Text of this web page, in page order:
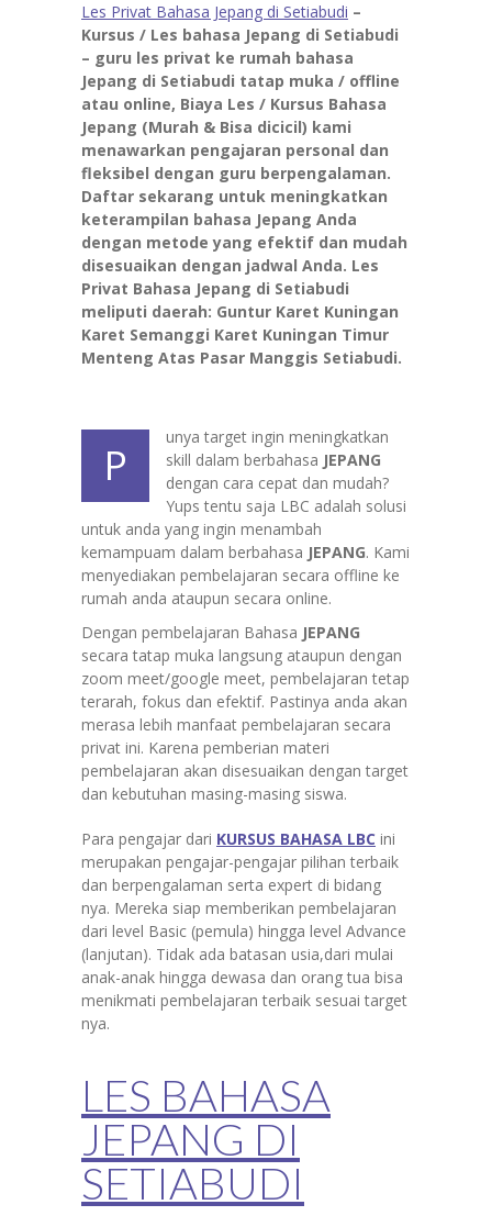
Les Privat Bahasa Jepang di Setiabudi –
Kursus / Les bahasa Jepang di Setiabudi
– guru les privat ke rumah bahasa
Jepang di Setiabudi tatap muka / offline
atau online, Biaya Les / Kursus Bahasa
Jepang (Murah & Bisa dicicil) kami
menawarkan pengajaran personal dan
fleksibel dengan guru berpengalaman.
Daftar sekarang untuk meningkatkan
keterampilan bahasa Jepang Anda
dengan metode yang efektif dan mudah
disesuaikan dengan jadwal Anda. Les
Privat Bahasa Jepang di Setiabudi
meliputi daerah: Guntur Karet Kuningan
Karet Semanggi Karet Kuningan Timur
Menteng Atas Pasar Manggis Setiabudi.
P
unya target ingin meningkatkan
skill dalam berbahasa JEPANG
dengan cara cepat dan mudah?
Yups tentu saja LBC adalah solusi
untuk anda yang ingin menambah
kemampuam dalam berbahasa JEPANG. Kami
menyediakan pembelajaran secara offline ke
rumah anda ataupun secara online.
Dengan pembelajaran Bahasa JEPANG
secara tatap muka langsung ataupun dengan
zoom meet/google meet, pembelajaran tetap
terarah, fokus dan efektif. Pastinya anda akan
merasa lebih manfaat pembelajaran secara
privat ini. Karena pemberian materi
pembelajaran akan disesuaikan dengan target
dan kebutuhan masing-masing siswa.
Para pengajar dari KURSUS BAHASA LBC ini
merupakan pengajar-pengajar pilihan terbaik
dan berpengalaman serta expert di bidang
nya. Mereka siap memberikan pembelajaran
dari level Basic (pemula) hingga level Advance
(lanjutan). Tidak ada batasan usia,dari mulai
anak-anak hingga dewasa dan orang tua bisa
menikmati pembelajaran terbaik sesuai target
nya.
LES BAHASA
JEPANG DI
SETIABUDI